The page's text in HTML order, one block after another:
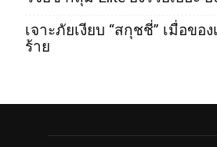
เจาะภัยเงียบ “สกุชชี่” เมื่อขอ
ร้าย